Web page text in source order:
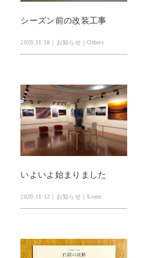
シーズン前の改装工事
2020.11.18｜お知らせ｜Others
いよいよ始まりました
2020.11.12｜お知らせ｜Event